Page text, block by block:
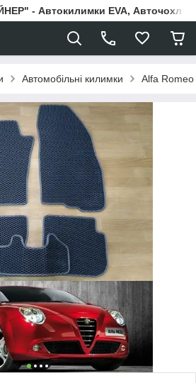
- Автокилимки EVA, Авточохли,
Автомобільні килимки Alfa Romeo